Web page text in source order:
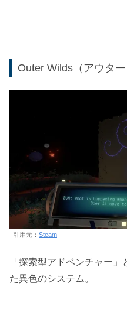
Outer Wilds（アウター
引用元： Steam
「探索型アドベンチャー
た異色のシステム。